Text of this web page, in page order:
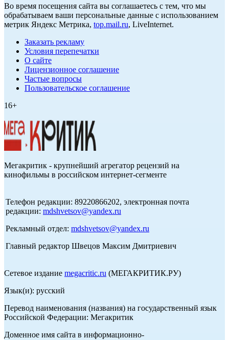
Во время посещения сайта вы соглашаетесь с тем, что мы
обрабатываем ваши персональные данные с использованием
метрик Яндекс Метрика, top.mail.ru, LiveInternet.
Заказать рекламу
Условия перепечатки
О сайте
Лицензионное соглашение
Частые вопросы
Пользовательское соглашение
16+
Мегакритик - крупнейший агрегатор рецензий на
кинофильмы в российском интернет-сегменте
Телефон редакции: 89220866202, электронная почта
редакции: mdshvetsov@yandex.ru
Рекламный отдел: mdshvetsov@yandex.ru
Главный редактор Швецов Максим Дмитриевич
Сетевое издание megacritic.ru (МЕГАКРИТИК.РУ)
Язык(и): русский
Перевод наименования (названия) на государственный язык
Российской Федерации: Мегакритик
Доменное имя сайта в информационно-